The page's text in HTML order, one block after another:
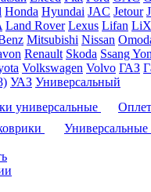
Honda Hyundai JAC Jetour
Land Rover Lexus Lifan
Mitsubishi Nissan
Renault Skoda Ssang
Volkswagen Volvo ГАЗ
УАЗ Универсальный
универсальные